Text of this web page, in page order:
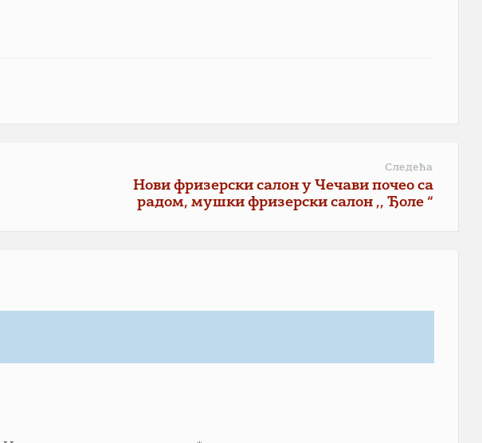
Следећа
Нови фризерски салон у Чечави почео са
радом, мушки фризерски салон ,, Ђоле “